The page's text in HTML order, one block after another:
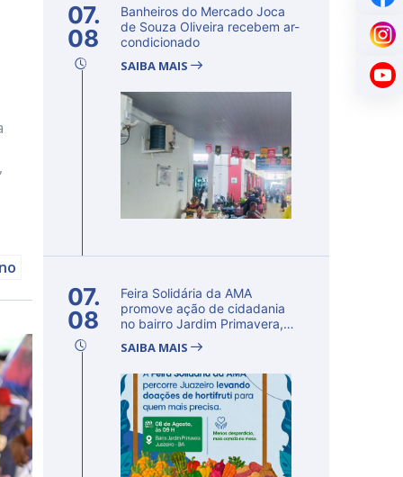
07.
08
Banheiros do Mercado Joca
de Souza Oliveira recebem ar-
condicionado
SAIBA MAIS
07.
08
Feira Solidária da AMA
promove ação de cidadania
no bairro Jardim Primavera,
SAIBA MAIS